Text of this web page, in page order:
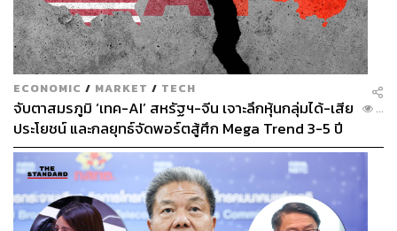
ECONOMIC / MARKET / TECH
จับตาสมรภูมิ ‘เทค-AI’ สหรัฐฯ-จีน เจาะลึกหุ้นกลุ่มได้-เสีย
ประโยชน์ และกลยุทธ์จัดพอร์ตสู้ศึก Mega Trend 3-5 ปี
ข้างหน้า
...